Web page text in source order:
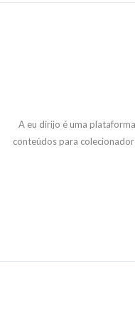
A eu dirijo é uma
conteúdos para